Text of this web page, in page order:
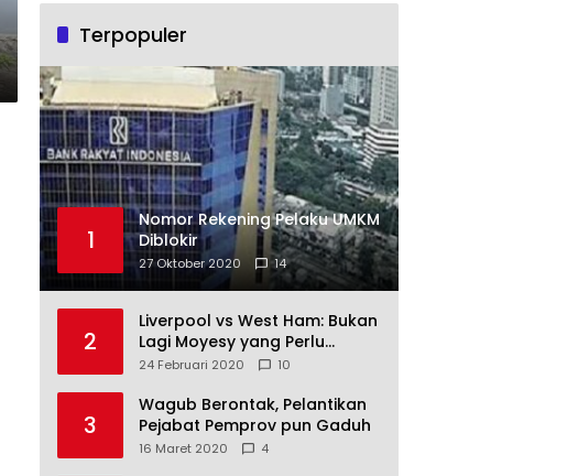
Terpopuler
1
Nomor Rekening Pelaku UMKM
Diblokir
27 Oktober 2020 14
2
Liverpool vs West Ham: Bukan
Lagi Moyesy yang Perlu
Ditakuti
24 Februari 2020 10
3
Wagub Berontak, Pelantikan
Pejabat Pemprov pun Gaduh
16 Maret 2020 4